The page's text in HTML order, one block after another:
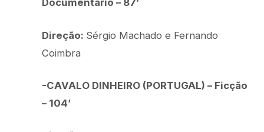
Documentário – 87’
Direção: Sérgio Machado e Fernando
Coimbra
-CAVALO DINHEIRO (PORTUGAL) – Ficção
– 104’